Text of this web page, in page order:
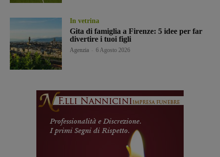
In vetrina
Gita di famiglia a Firenze: 5 idee per far
divertire i tuoi figli
Agenzia 6 Agosto 2026